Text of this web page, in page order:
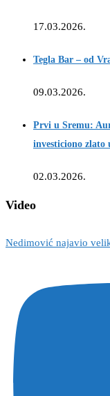
17.03.2026.
Tegla Bar – od
09.03.2026.
Prvi u Sremu:
investiciono
02.03.2026.
Video
Nedimović najavio